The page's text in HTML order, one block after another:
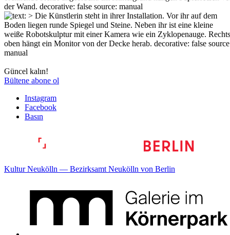
Güncel kalın!
Bültene abone ol
Instagram
Facebook
Basın
Kultur Neukölln — Bezirksamt Neukölln von Berlin